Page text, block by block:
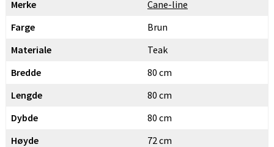
Merke
Cane-line
Farge
Brun
Materiale
Teak
Bredde
80 cm
Lengde
80 cm
Dybde
80 cm
Høyde
72 cm